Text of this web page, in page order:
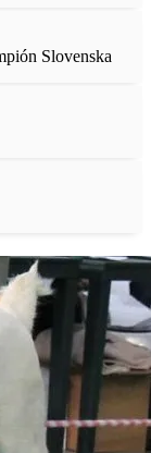
Slovenska